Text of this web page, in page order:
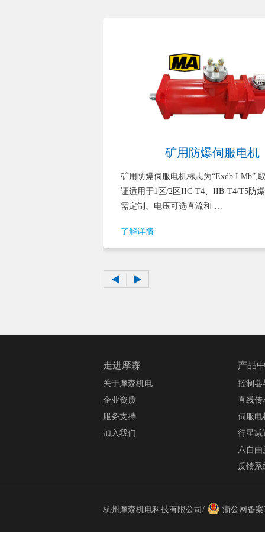
矿用防爆伺服电机
矿用防爆伺服电机标志为“Exdb I Mb”,
证适用于1区/2区IIC-T4、IIB-T4/T5防
需定制。电压可选直流和 …
了解详情
走进摩森
关于摩森机电
企业资质
服务支持
加入我们
产品
控制器
直线传
伺服电
行星减
六自由
反馈系
杭州摩森机电科技有限公司/ 浙公网备案